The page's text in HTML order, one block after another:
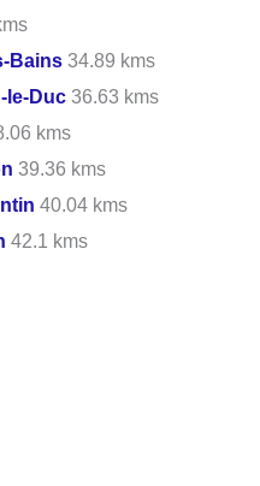
Bains 34.89 kms
le-Duc 36.63 kms
kms
39.36 kms
40.04 kms
42.1 kms